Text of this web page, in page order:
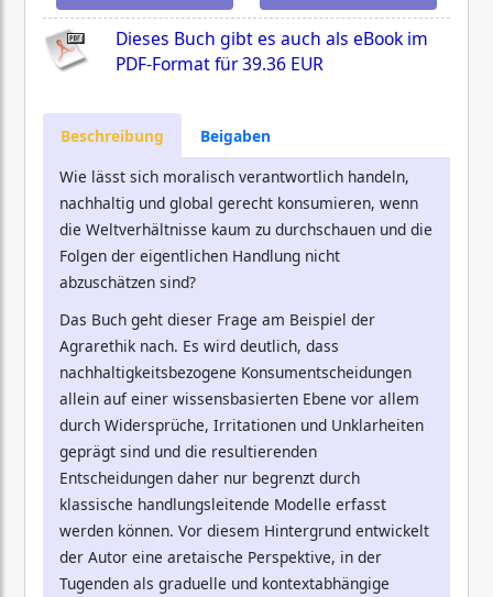
Dieses Buch gibt es auch als eBook im
PDF-Format für39.36 EUR
Beschreibung
Beigaben
Wie lässt sich moralisch verantwortlich handeln,
nachhaltig und global gerecht konsumieren, wenn
die Weltverhältnisse kaum zu durchschauen und die
Folgen der eigentlichen Handlung nicht
abzuschätzen sind?
Das Buch geht dieser Frage am Beispiel der
Agrarethik nach. Es wird deutlich, dass
nachhaltigkeitsbezogene Konsumentscheidungen
allein auf einer wissensbasierten Ebene vor allem
durch Widersprüche, Irritationen und Unklarheiten
geprägt sind und die resultierenden
Entscheidungen daher nur begrenzt durch
klassische handlungsleitende Modelle erfasst
werden können. Vor diesem Hintergrund entwickelt
der Autor eine aretaische Perspektive, in der
Tugenden als graduelle und kontextabhängige